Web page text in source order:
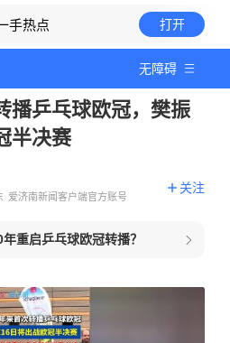
手热点 打开
无障碍
播乒乓球欧冠，樊振
半决赛
爱济南新闻客户端官方账号
关注
重启乒乓球欧冠转播？